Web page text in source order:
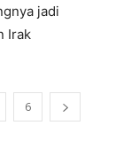
jadi
Irak
6